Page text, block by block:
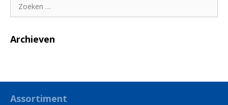
Archieven
Assortiment